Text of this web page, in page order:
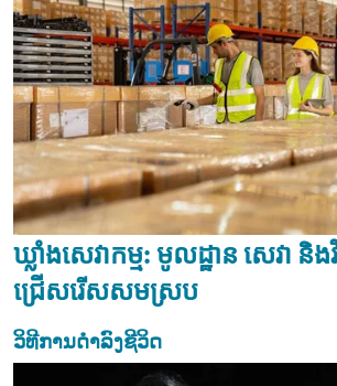
ឃ្លាំងសេវាកម្ម: មូលដ្ឋាន សេវា និង
ជ្រើសរើសសមស្រប
ວິທີການດຳລົງຊີວິດ